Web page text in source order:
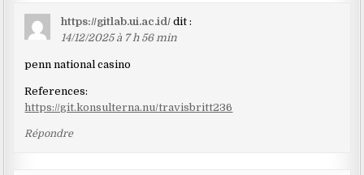
https://gitlab.ui.ac.id/ dit :
14/12/2025 à 7 h 56 min
penn national casino
References:
https://git.konsulterna.nu/travisbritt236
Répondre